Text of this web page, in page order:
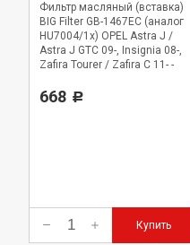
Фильтр масляный (вставка)
BIG Filter GB-1467EC (аналог
HU7004/1x) OPEL Astra J /
Astra J GTC 09-, Insignia 08-,
Zafira Tourer / Zafira C 11- -
668 Р
Купить